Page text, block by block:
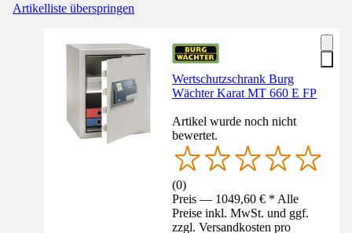
Artikelliste überspringen
Wertschutzschrank Burg
Wächter Karat MT 660 E FP
Artikel wurde noch nicht
bewertet.
(0)
Preis — 1049,60 € * Alle
Preise inkl. MwSt. und ggf.
zzgl. Versandkosten pro